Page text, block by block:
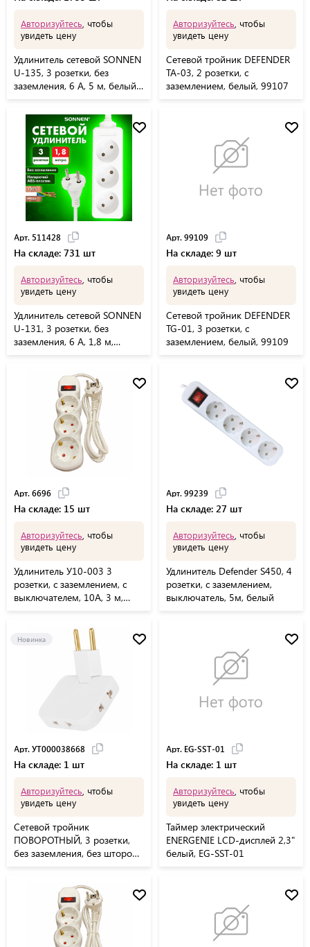
Авторизуйтесь , чтобы
увидеть цену
Удлинитель сетевой SONNEN
U-135, 3 розетки, без
заземления, 6 А, 5 м, белый,
Авторизуйтесь , чтобы
увидеть цену
Сетевой тройник DEFENDER
TA-03, 2 розетки, c
заземлением, белый, 99107
Арт. 511428
На складе: 731 шт
Авторизуйтесь , чтобы
увидеть цену
Удлинитель сетевой SONNEN
U-131, 3 розетки, без
заземления, 6 А, 1,8 м,
Арт. 99109
На складе: 9 шт
Авторизуйтесь , чтобы
увидеть цену
Сетевой тройник DEFENDER
TG-01, 3 розетки, c
заземлением, белый, 99109
Арт. 6696
На складе: 15 шт
Авторизуйтесь , чтобы
увидеть цену
Удлинитель У10-003 3
розетки, с заземлением, с
выключателем, 10А, 3 м,
Арт. 99239
На складе: 27 шт
Авторизуйтесь , чтобы
увидеть цену
Удлинитель Defender S450, 4
розетки, с заземлением,
выключатель, 5м, белый
Новинка
Арт. УТ000038668
На складе: 1 шт
Авторизуйтесь , чтобы
увидеть цену
Сетевой тройник
ПОВОРОТНЫЙ, 3 розетки,
без заземления, без шторок,
Арт. EG-SST-01
На складе: 1 шт
Авторизуйтесь , чтобы
увидеть цену
Таймер электрический
ENERGENIE LCD-дисплей 2,3"
белый, EG-SST-01